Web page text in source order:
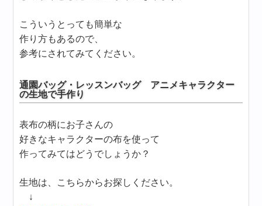
こういうとっても簡単な
作り方もあるので、
参考にされてみてください。
通園バッグ・レッスンバッグ アニメキャラクター
の生地で手作り
表布の柄にお子さんの
好きなキャラクターの布を使って
作ってみてはどうでしょうか？
生地は、こちらからお探しください。
↓